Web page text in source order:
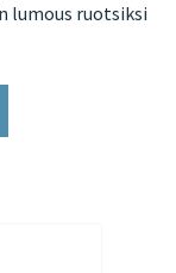
lumous ruotsiksi